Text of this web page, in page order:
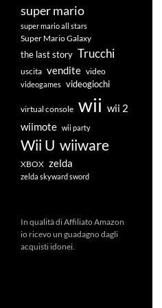
super mario
super mario all stars
Super Mario Galaxy
the last story Trucchi
uscita vendite video
videogames videogiochi
virtual console wii wii 2
wiimote wii party
Wii U wiiware
XBOX zelda
zelda skyward sword
In qualità di Affiliato Amazon
io ricevo un guadagno dagli
acquisti idonei.